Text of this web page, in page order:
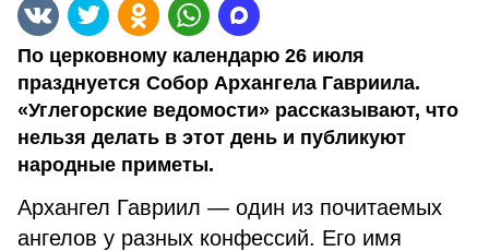
По церковному календарю 26 июля
празднуется Собор Архангела Гавриила.
«Углегорские ведомости» рассказывают, что
нельзя делать в этот день и публикуют
народные приметы.
Архангел Гавриил — один из почитаемых
ангелов у разных конфессий. Его имя